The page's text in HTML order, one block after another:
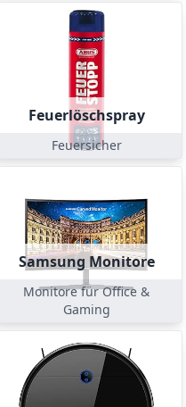
Feuerlöschspray
Feuersicher
Samsung Monitore
Monitore für Office &
Gaming